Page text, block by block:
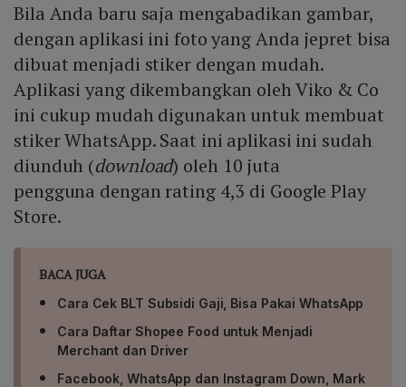
Bila Anda baru saja mengabadikan gambar,
dengan aplikasi ini foto yang Anda jepret bisa
dibuat menjadi stiker dengan mudah.
Aplikasi yang dikembangkan oleh Viko & Co
ini cukup mudah digunakan untuk membuat
stiker WhatsApp. Saat ini aplikasi ini sudah
diunduh (download) oleh 10 juta
pengguna dengan rating 4,3 di Google Play
Store.
BACA JUGA
Cara Cek BLT Subsidi Gaji, Bisa Pakai WhatsApp
Cara Daftar Shopee Food untuk Menjadi
Merchant dan Driver
Facebook, WhatsApp dan Instagram Down, Mark